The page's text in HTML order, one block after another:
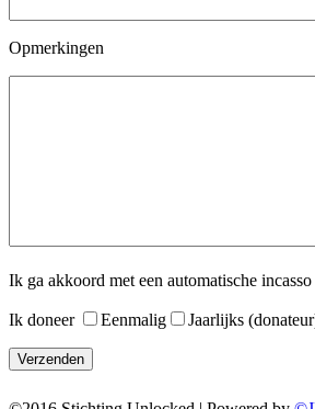
Opmerkingen
Ik ga akkoord met een automatische incasso
Ik doneer Eenmalig Jaarlijks